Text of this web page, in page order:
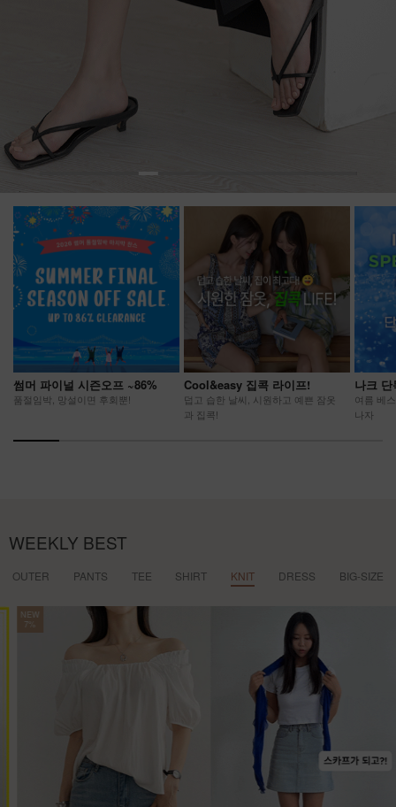
썸머 파이널 시즌오프 ~86%
품절임박, 망설이면 후회뿐!
Cool&easy 집콕 라이프!
덥고 습한 날씨, 시원하고 예쁜 잠옷
과 집콕!
나크
여름 베
나자
WEEKLY BEST
OUTER PANTS TEE SHIRT KNIT DRESS BIG-SIZE